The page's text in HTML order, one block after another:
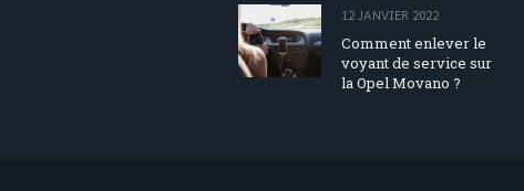
12 JANVIER 2022
Comment enlever le
voyant de service sur
la Opel Movano ?